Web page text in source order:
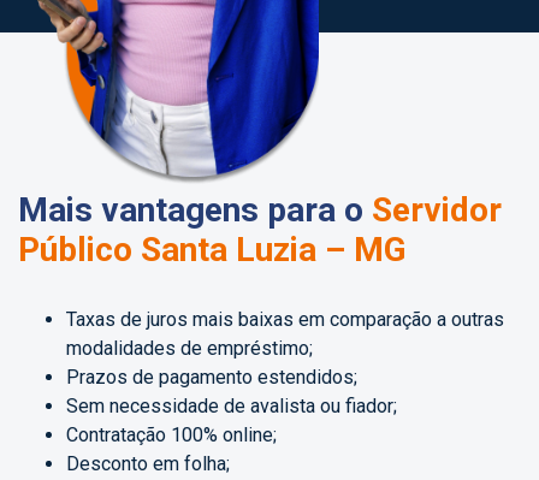
Mais vantagens para o Servidor
Público Santa Luzia – MG
Taxas de juros mais baixas em comparação a outras
modalidades de empréstimo;
Prazos de pagamento estendidos;
Sem necessidade de avalista ou fiador;
Contratação 100% online;
Desconto em folha;